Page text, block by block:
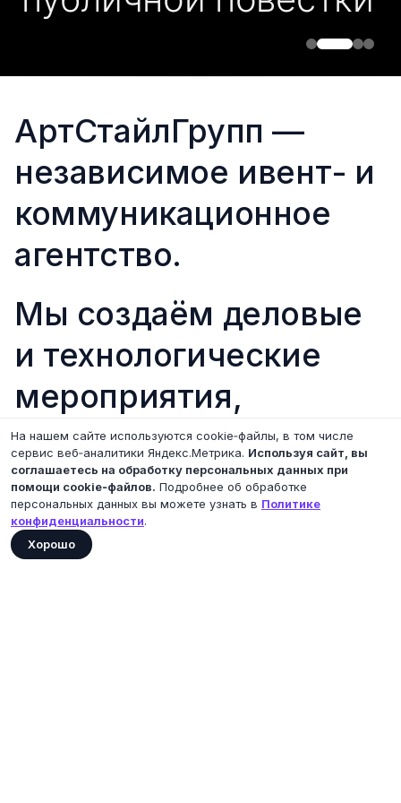
На нашем сайте используются cookie‑файлы, в том числе
сервис веб‑аналитики Яндекс.Метрика. Используя сайт, вы
соглашаетесь на обработку персональных данных при
помощи cookie‑файлов. Подробнее об обработке
персональных данных вы можете узнать в Политике
конфиденциальности.
Хорошо
АртСтайлГрупп —
независимое ивент- и
коммуникационное
агентство.
Мы создаём деловые
и технологические
мероприятия,
выстраивая проекты
вокруг смысла,
структуры и
результата.